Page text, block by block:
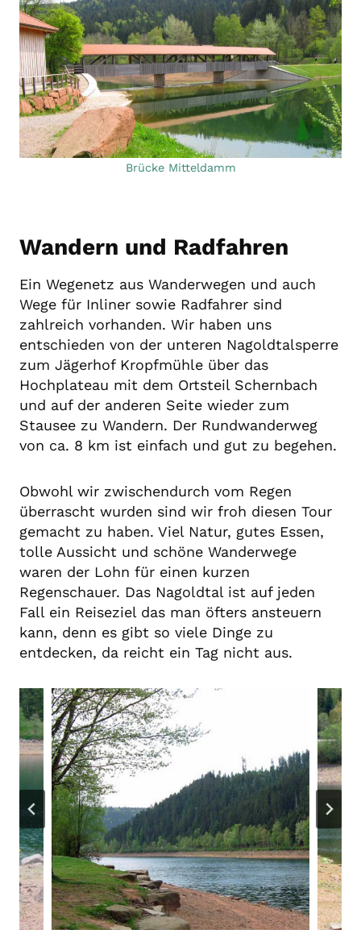
Brücke Mitteldamm
Wandern und Radfahren
Ein Wegenetz aus Wanderwegen und auch
Wege für Inliner sowie Radfahrer sind
zahlreich vorhanden. Wir haben uns
entschieden von der unteren Nagoldtalsperre
zum Jägerhof Kropfmühle über das
Hochplateau mit dem Ortsteil Schernbach
und auf der anderen Seite wieder zum
Stausee zu Wandern. Der Rundwanderweg
von ca. 8 km ist einfach und gut zu begehen.
Obwohl wir zwischendurch vom Regen
überrascht wurden sind wir froh diesen Tour
gemacht zu haben. Viel Natur, gutes Essen,
tolle Aussicht und schöne Wanderwege
waren der Lohn für einen kurzen
Regenschauer. Das Nagoldtal ist auf jeden
Fall ein Reiseziel das man öfters ansteuern
kann, denn es gibt so viele Dinge zu
entdecken, da reicht ein Tag nicht aus.